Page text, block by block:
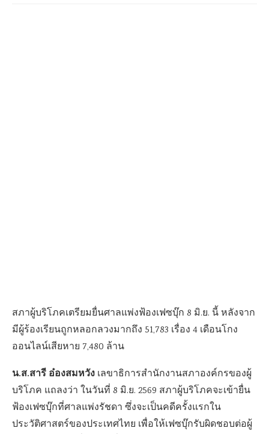
สภาผู้บริโภคเตรียมยื่นศาลแพ่งฟ้องเฟซบุ๊ก 8 มิ.ย. นี้ หลังจาก
มีผู้ร้องเรียนถูกหลอกลวงมากถึง 51,783 เรื่อง 4 เดือนโกง
ออนไลน์เสียหาย 7,480 ล้าน
น.ส.สารี อ๋องสมหวัง เลขาธิการสำนักงานสภาองค์กรของผู้
บริโภค แถลงว่า ในวันที่ 8 มิ.ย. 2569 สภาผู้บริโภคจะเข้ายื่น
ฟ้องเฟซบุ๊กที่ศาลแพ่งรัชดา ซึ่งจะเป็นคดีครั้งแรกใน
ประวัติศาสตร์ของประเทศไทย เพื่อให้เฟซบุ๊กรับผิดชอบต่อผู้